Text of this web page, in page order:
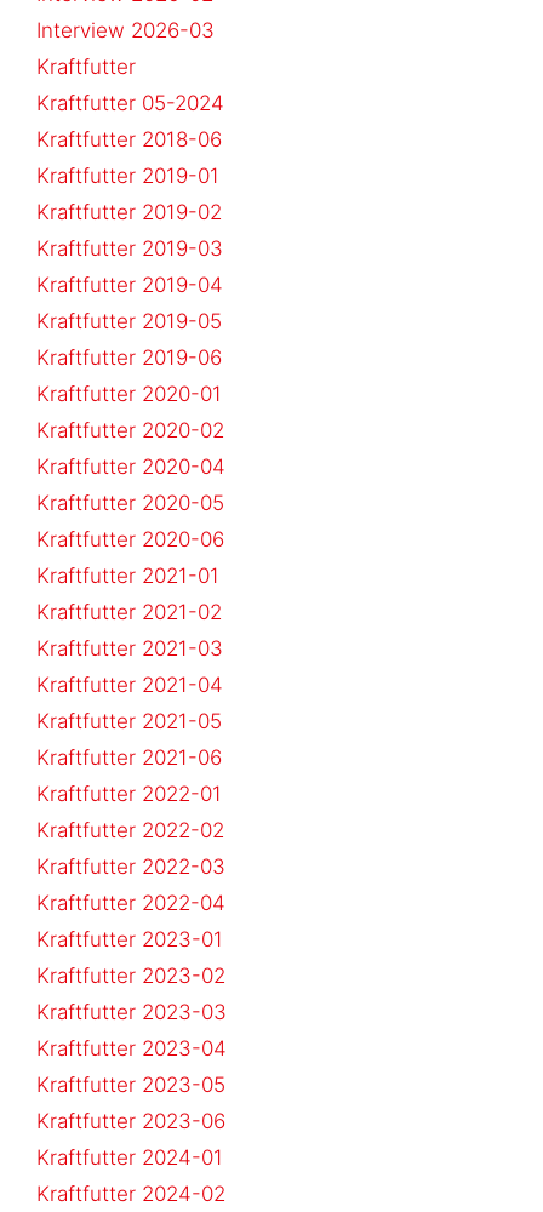
Interview 2026-03
Kraftfutter
Kraftfutter 05-2024
Kraftfutter 2018-06
Kraftfutter 2019-01
Kraftfutter 2019-02
Kraftfutter 2019-03
Kraftfutter 2019-04
Kraftfutter 2019-05
Kraftfutter 2019-06
Kraftfutter 2020-01
Kraftfutter 2020-02
Kraftfutter 2020-04
Kraftfutter 2020-05
Kraftfutter 2020-06
Kraftfutter 2021-01
Kraftfutter 2021-02
Kraftfutter 2021-03
Kraftfutter 2021-04
Kraftfutter 2021-05
Kraftfutter 2021-06
Kraftfutter 2022-01
Kraftfutter 2022-02
Kraftfutter 2022-03
Kraftfutter 2022-04
Kraftfutter 2023-01
Kraftfutter 2023-02
Kraftfutter 2023-03
Kraftfutter 2023-04
Kraftfutter 2023-05
Kraftfutter 2023-06
Kraftfutter 2024-01
Kraftfutter 2024-02